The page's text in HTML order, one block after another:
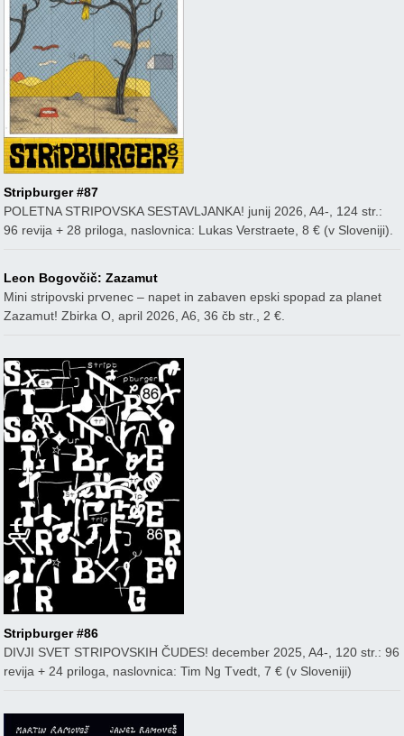
Stripburger #87
POLETNA STRIPOVSKA SESTAVLJANKA! junij 2026, A4-, 124 str.:
96 revija + 28 priloga, naslovnica: Lukas Verstraete, 8 € (v Sloveniji).
Leon Bogovčič: Zazamut
Mini stripovski prvenec – napet in zabaven epski spopad za planet
Zazamut! Zbirka O, april 2026, A6, 36 čb str., 2 €.
Stripburger #86
DIVJI SVET STRIPOVSKIH ČUDES! december 2025, A4-, 120 str.: 96
revija + 24 priloga, naslovnica: Tim Ng Tvedt, 7 € (v Sloveniji)